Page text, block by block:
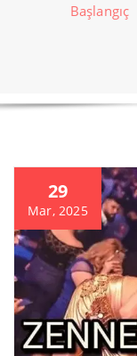
Başlangıç
29
Mar, 2025